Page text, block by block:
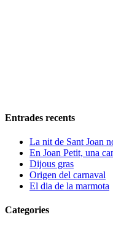
Entrades recents
La nit de Sant Joan
En Joan Petit, una
Dijous gras
Origen del carnaval
El dia de la marmota
Categories